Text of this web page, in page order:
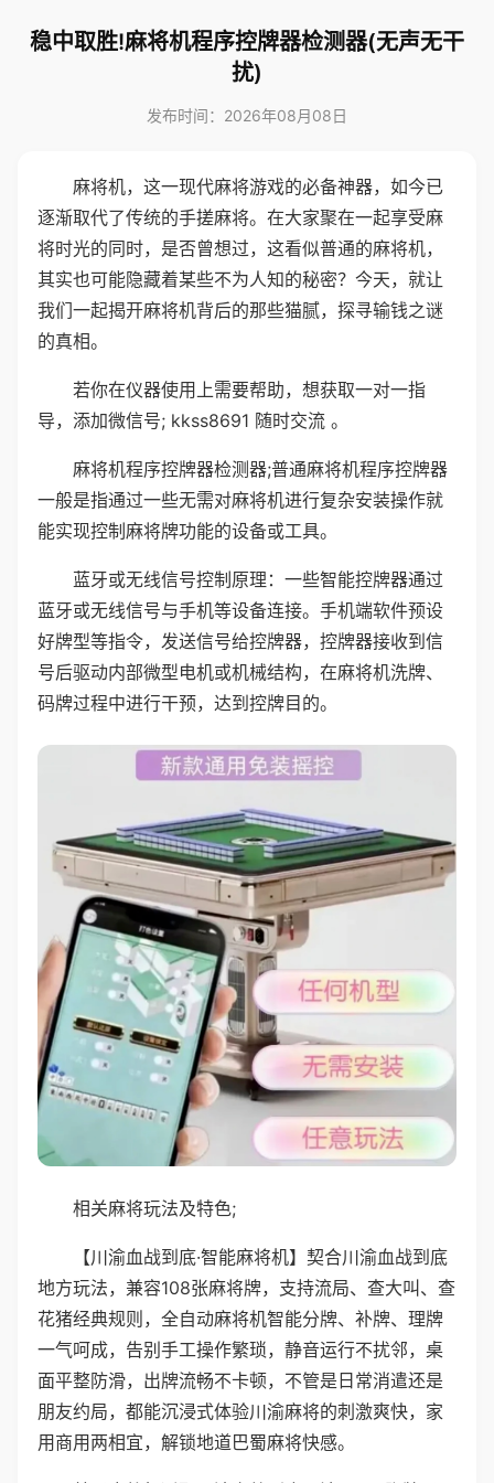
稳中取胜!麻将机程序控牌器检测器(无声无干
扰)
发布时间：2026年08月08日
麻将机，这一现代麻将游戏的必备神器，如今已
逐渐取代了传统的手搓麻将。在大家聚在一起享受麻
将时光的同时，是否曾想过，这看似普通的麻将机，
其实也可能隐藏着某些不为人知的秘密？今天，就让
我们一起揭开麻将机背后的那些猫腻，探寻输钱之谜
的真相。
若你在仪器使用上需要帮助，想获取一对一指
导，添加微信号; kkss8691 随时交流 。
麻将机程序控牌器检测器;普通麻将机程序控牌器
一般是指通过一些无需对麻将机进行复杂安装操作就
能实现控制麻将牌功能的设备或工具。
蓝牙或无线信号控制原理：一些智能控牌器通过
蓝牙或无线信号与手机等设备连接。手机端软件预设
好牌型等指令，发送信号给控牌器，控牌器接收到信
号后驱动内部微型电机或机械结构，在麻将机洗牌、
码牌过程中进行干预，达到控牌目的。
相关麻将玩法及特色;
【川渝血战到底·智能麻将机】契合川渝血战到底
地方玩法，兼容108张麻将牌，支持流局、查大叫、查
花猪经典规则，全自动麻将机智能分牌、补牌、理牌
一气呵成，告别手工操作繁琐，静音运行不扰邻，桌
面平整防滑，出牌流畅不卡顿，不管是日常消遣还是
朋友约局，都能沉浸式体验川渝麻将的刺激爽快，家
用商用两相宜，解锁地道巴蜀麻将快感。